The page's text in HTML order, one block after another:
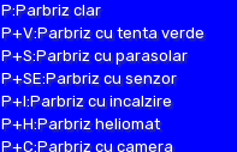
P:Parbriz clar
P+V:Parbriz cu tenta verde
P+S:Parbriz cu parasolar
P+SE:Parbriz cu senzor
P+I:Parbriz cu incalzire
P+H:Parbriz heliomat
P+C:Parbriz cu camera